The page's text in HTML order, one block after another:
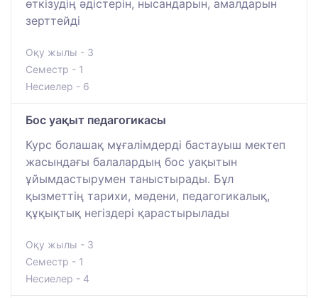
өткізудің әдістерін, нысандарын, амалдарын
зерттейді
Оқу жылы - 3
Семестр - 1
Несиелер - 6
Бос уақыт педагогикасы
Курс болашақ мұғалімдерді бастауыш мектеп
жасындағы балалардың бос уақытын
ұйымдастырумен таныстырады. Бұл
қызметтің тарихи, мәдени, педагогикалық,
құқықтық негіздері қарастырылады
Оқу жылы - 3
Семестр - 1
Несиелер - 4